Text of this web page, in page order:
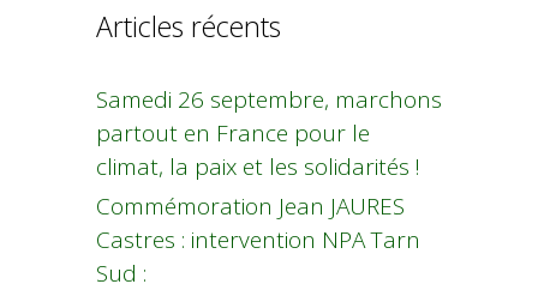
Articles récents
Samedi 26 septembre, marchons
partout en France pour le
climat, la paix et les solidarités !
Commémoration Jean JAURES
Castres : intervention NPA Tarn
Sud :